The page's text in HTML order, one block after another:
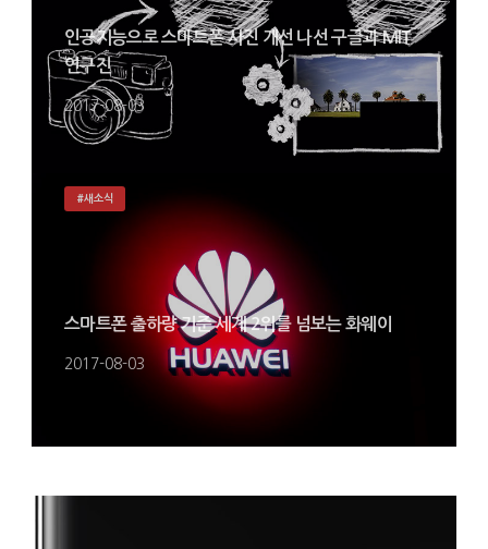
인공지능으로 스마트폰 사진 개선 나선 구글과 MIT
연구진
2017-08-03
스마트폰 출하량 기준 세계 2위를 넘보는 화웨이
2017-08-03
#새소식